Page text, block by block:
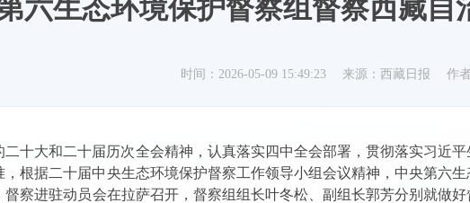
六生态环境保护督察组督察西藏自
时间：2026-05-09 15:49:23 来源：西藏日报 作
二十大和二十届历次全会精神，认真落实四中全会部署，贯彻落实习近
，根据二十届中央生态环境保护督察工作领导小组会议精神，中央第六
督察进驻动员会在拉萨召开，督察组组长叶冬松、副组长郭芳分别就做